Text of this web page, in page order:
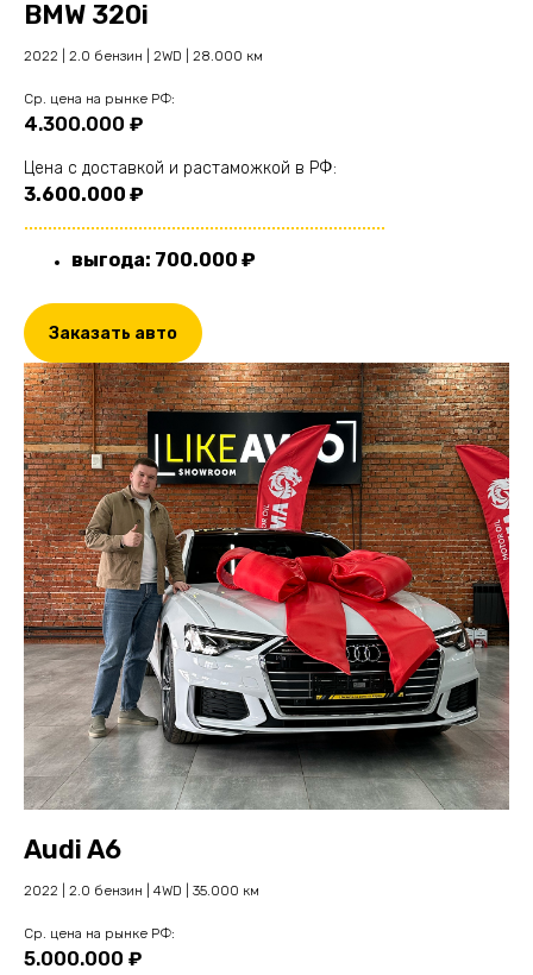
BMW 320i
2022 | 2.0 бензин | 2WD | 28.000 км
Cр. цена на рынке РФ:
4.300.000 ₽
Цена с доставкой и растаможкой в РФ:
3.600.000 ₽
............................................................................
выгода: 700.000 ₽
Заказать авто
Audi A6
2022 | 2.0 бензин | 4WD | 35.000 км
Cр. цена на рынке РФ:
5.000.000 ₽